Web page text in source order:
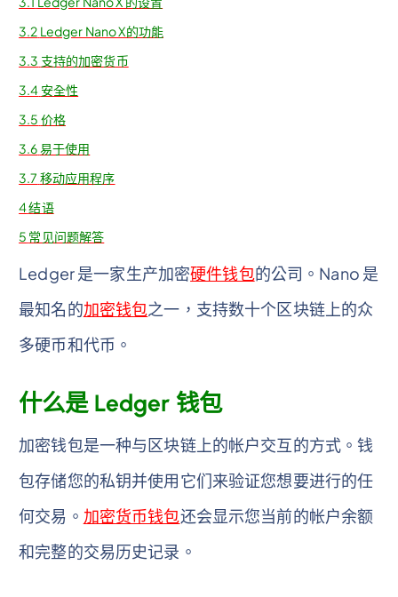
3.2 Ledger Nano X的功能
3.3 支持的加密货币
3.4 安全性
3.5 价格
3.6易于使用
3.7 移动应用程序
4结语
5 常见问题解答
Ledger 是一家生产加密硬件钱包的公司。Nano 是
最知名的加密钱包之一，支持数十个区块链上的众
多硬币和代币。
什么是 Ledger 钱包
加密钱包是一种与区块链上的帐户交互的方式。钱
包存储您的私钥并使用它们来验证您想要进行的任
何交易。 加密货币钱包还会显示您当前的帐户余额
和完整的交易历史记录。